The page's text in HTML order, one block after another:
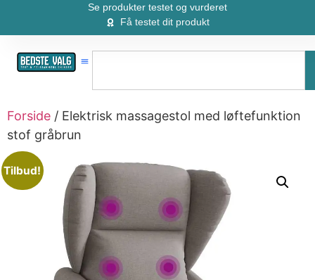
Se produkter testet og vurderet
Få testet dit produkt
Forside / Elektrisk massagestol med løftefunktion
stof gråbrun
Tilbud!